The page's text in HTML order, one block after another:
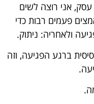
אני רוצה לשים
פעמים רבות כדי
ולאחריה: ניתוק.
ברגע הפגיעה, וזה